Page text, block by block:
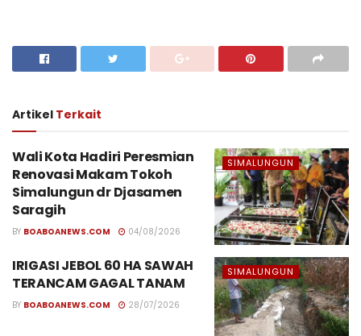
Artikel Terkait
SIMALUNGUN
Wali Kota Hadiri Peresmian
Renovasi Makam Tokoh
Simalungun dr Djasamen
Saragih
BY BOABOANEWS.COM 04/08/2026
SIMALUNGUN
IRIGASI JEBOL 60 HA SAWAH
TERANCAM GAGAL TANAM
BY BOABOANEWS.COM 28/07/2026